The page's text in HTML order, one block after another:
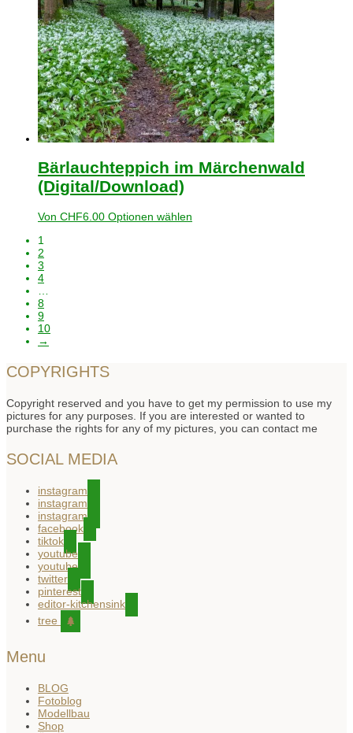
Bärlauchteppich im Märchenwald
(Digital/Download)
Von CHF6.00 Optionen wählen
1
2
3
4
8
9
10
→
COPYRIGHTS
Copyright reserved and you have to get my permission to use my
pictures for any purposes. If you are interested or wanted to
purchase the rights for any of my pictures, you can contact me
SOCIAL MEDIA
instagram
instagram
instagram
facebook
tiktok
youtube
youtube
twitter
pinterest
editor-kitchensink
tree
Menu
BLOG
Fotoblog
Modellbau
Shop